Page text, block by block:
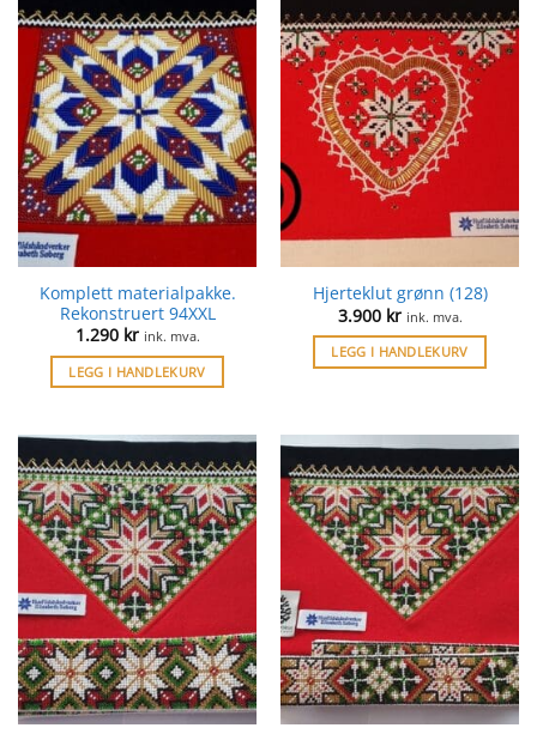
Komplett materialpakke.
Rekonstruert 94XXL
1.290 kr ink. mva.
LEGG I HANDLEKURV
Hjerteklut grønn (128)
3.900 kr ink. mva.
LEGG I HANDLEKURV